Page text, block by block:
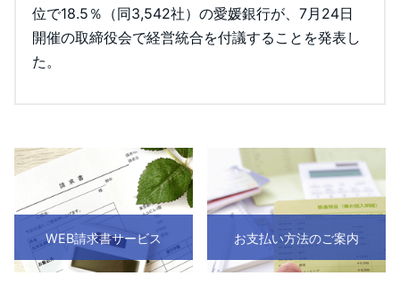
位で18.5％（同3,542社）の愛媛銀行が、7月24日
開催の取締役会で経営統合を付議することを発表し
た。
WEB請求書サービス お支払い方法のご案内